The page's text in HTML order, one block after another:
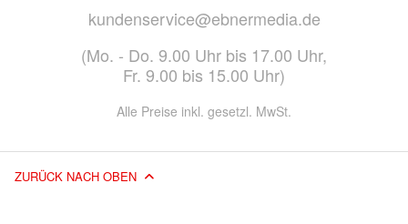
kundenservice@ebnermedia.de
(Mo. - Do. 9.00 Uhr bis 17.00 Uhr,
Fr. 9.00 bis 15.00 Uhr)
Alle Preise inkl. gesetzl. MwSt.
ZURÜCK NACH OBEN